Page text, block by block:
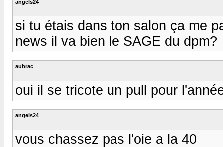
angels24
si tu étais dans ton salon ça me
news il va bien le SAGE du dpm?
aubrac
oui il se tricote un pull pour
angels24
vous chassez pas l'oie a la 40